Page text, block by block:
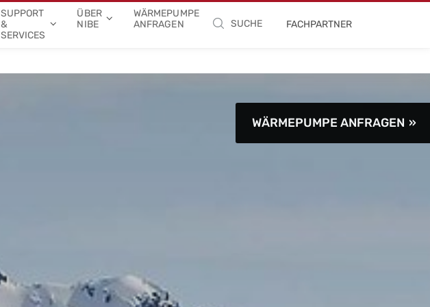
SUPPORT
&
SERVICES
ÜBER
NIBE
WÄRMEPUMPE
ANFRAGEN
SUCHE FACHPARTNER
WÄRMEPUMPE ANFRAGEN